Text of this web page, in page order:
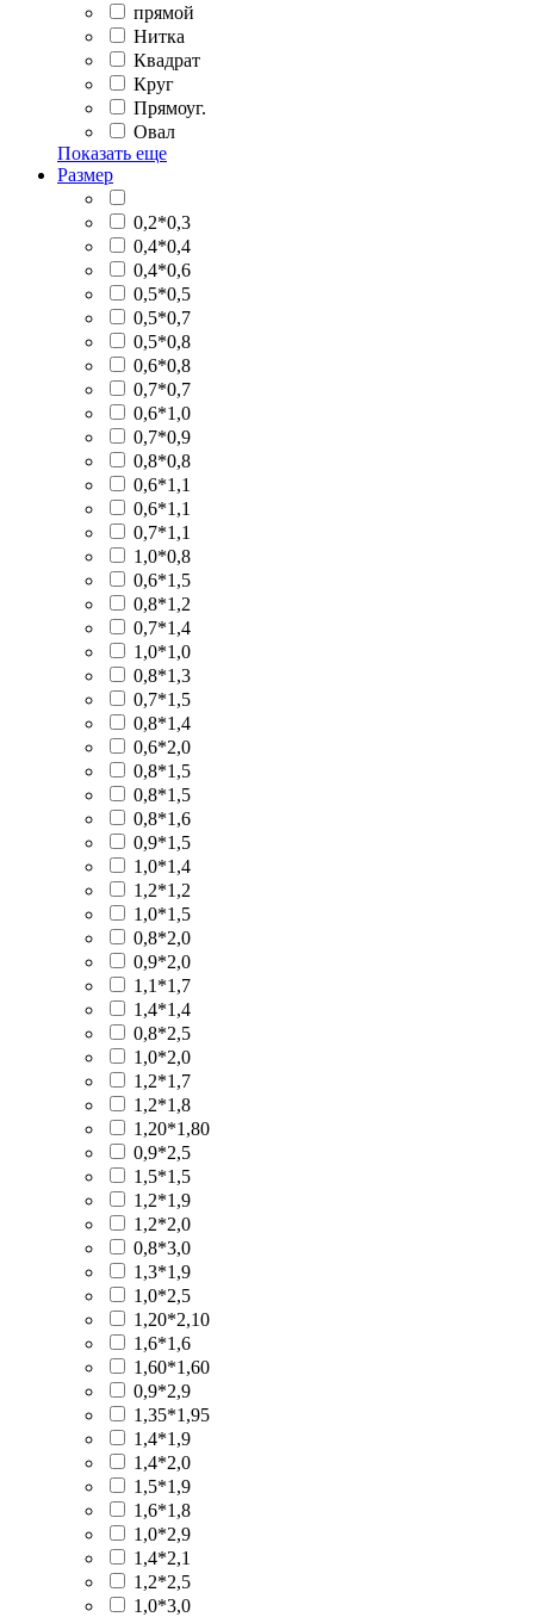
прямой
Нитка
Квадрат
Круг
Прямоуг.
Овал
Показать еще
Размер
0,2*0,3
0,4*0,4
0,4*0,6
0,5*0,5
0,5*0,7
0,5*0,8
0,6*0,8
0,7*0,7
0,6*1,0
0,7*0,9
0,8*0,8
0,6*1,1
0,6*1,1
0,7*1,1
1,0*0,8
0,6*1,5
0,8*1,2
0,7*1,4
1,0*1,0
0,8*1,3
0,7*1,5
0,8*1,4
0,6*2,0
0,8*1,5
0,8*1,5
0,8*1,6
0,9*1,5
1,0*1,4
1,2*1,2
1,0*1,5
0,8*2,0
0,9*2,0
1,1*1,7
1,4*1,4
0,8*2,5
1,0*2,0
1,2*1,7
1,2*1,8
1,20*1,80
0,9*2,5
1,5*1,5
1,2*1,9
1,2*2,0
0,8*3,0
1,3*1,9
1,0*2,5
1,20*2,10
1,6*1,6
1,60*1,60
0,9*2,9
1,35*1,95
1,4*1,9
1,4*2,0
1,5*1,9
1,6*1,8
1,0*2,9
1,4*2,1
1,2*2,5
1,0*3,0